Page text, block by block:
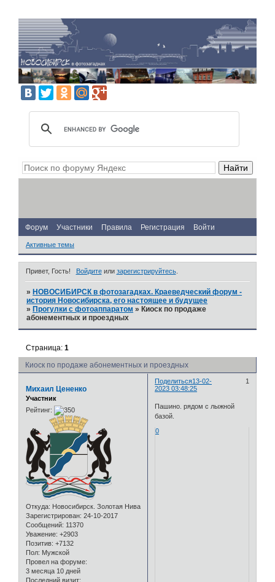
Форум Участники Правила Регистрация Войти
Активные темы
Привет, Гость! Войдитеили зарегистрируйтесь.
» НОВОСИБИРСК в фотозагадках. Краеведческий форум -
история Новосибирска, его настоящее и будущее
» Прогулки с фотоаппаратом » Киоск по продаже
абонементных и проездных
Киоск по продаже абонементных и проездных
Страница:1
Поделиться 1
13-02-
2023 03:48:25
Михаил Цененко
Участник
Рейтинг:
Откуда: Новосибирск. Золотая Нива
Зарегистрирован: 24-10-2017
Сообщений: 11370
Уважение: +2903
Позитив: +7132
Пол: Мужской
Провел на форуме:
3 месяца 10 дней
Последний визит:
Пашино. рядом с лыжной
базой.
0